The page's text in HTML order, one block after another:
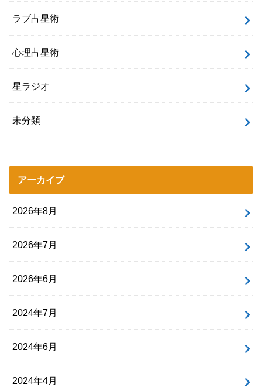
ラブ占星術
心理占星術
星ラジオ
未分類
アーカイブ
2026年8月
2026年7月
2026年6月
2024年7月
2024年6月
2024年4月